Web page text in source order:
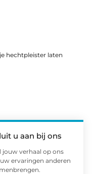
hechtpleister laten
u aan bij ons
jouw verhaal op ons
ervaringen anderen